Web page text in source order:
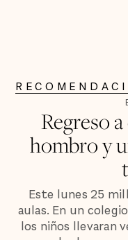
Regreso
hombro y
Este lunes 25
aulas. En un
los niños llevaran